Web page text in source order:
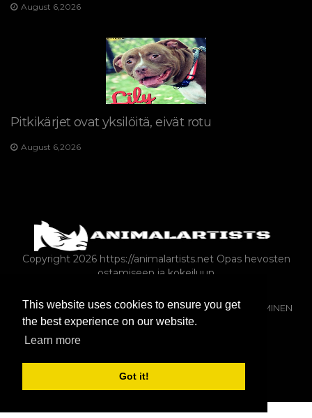
This website uses cookies to ensure you get
the best experience on our website.
Learn more
Got it!
August 6,2026
Pitkikärjet ovat yksilöitä, eivät rotu
August 6,2026
Copyright 2026 https://animalartists.net Opas hevosten
ostamiseen ja kokeiluun
KOIRAT KISSAT JYRSIJÄT
LEMMIKKIEN OMISTAMINEN
EKSOOTTISET LEMMIKKIELÄIMET